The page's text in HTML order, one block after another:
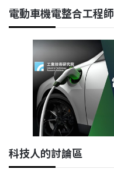
電動車機電整合工程師
科技人的討論區